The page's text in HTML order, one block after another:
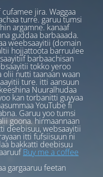
jira. Waggaa
turre. garuu tumsi
argamne. kanaaf
guddaa barbaaada.
weebsaayitii (domain
hojjattoota barruulee
barbaachisan
tokko yeroo
nutti taanaan waan
ture. itti aansuun
Nuuralhudaa
kan torbanitti guyyaa
YouTube fi
Garuu yoo tumsi
goona. hirmaannaan
deebisuu, websaayitii
itti fufsiisuun ni
bakkatti deebisuu
Buy me a coffee
gargaaruu feetan